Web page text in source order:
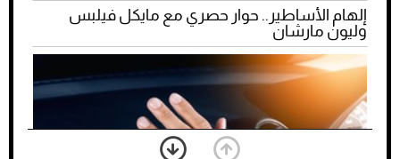
إلهام الأساطير.. حوار حصري مع مايكل فيلبس
وليون مارشان